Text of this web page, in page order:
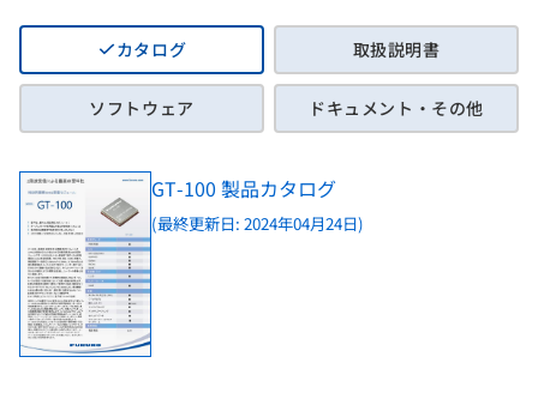
カタログ 取扱説明書
ソフトウェア ドキュメント・その他
GT-100 製品カタログ
(最終更新日: 2024年04月24日)